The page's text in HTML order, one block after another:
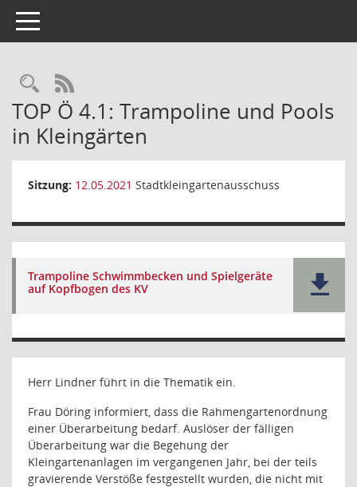
Toggle navigation
Rechercheauswahl
RSS-Feed
TOP Ö 4.1: Trampoline und Pools
in Kleingärten
Sitzung: 12.05.2021 Stadtkleingartenausschuss
Trampoline Schwimmbecken und Spielgeräte
auf Kopfbogen des KV
Herr Lindner führt in die Thematik ein.
Frau Döring informiert, dass die Rahmengartenordnung
einer Überarbeitung bedarf. Auslöser der fälligen
Überarbeitung war die Begehung der
Kleingartenanlagen im vergangenen Jahr, bei der teils
gravierende Verstöße festgestellt wurden, die nicht mit